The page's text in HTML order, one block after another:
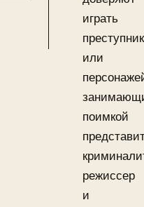
играть
или
поимкой
режиссер
и